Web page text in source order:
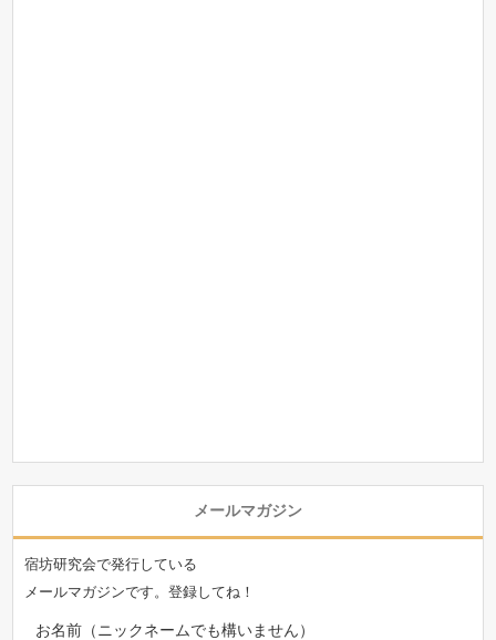
メールマガジン
宿坊研究会で発行している
メールマガジンです。登録してね！
お名前（ニックネームでも構いません）